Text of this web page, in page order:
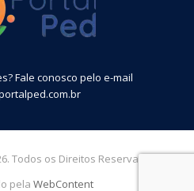
Fale conosco pelo e-mail
Todos os Direitos Reservados.
pela WebContent